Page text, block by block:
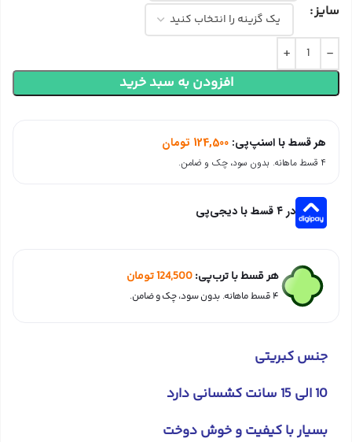
سایز
افزودن به سبد خرید
هر قسط با اسنپ‌پی: 124,500 تومان
۴ قسط ماهانه. بدون سود، چک و ضامن.
در ۴ قسط با دیجی‌پی
هر قسط با ترب‌پی:124,500تومان
۴ قسط ماهانه. بدون سود، چک و ضامن.
جنس کبریتی
10 الی 15 سانت کشسانی دارد
بسیار با کیفیت و خوش دوخت